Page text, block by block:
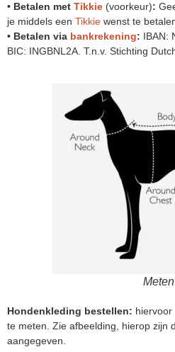
• Betalen met Tikkie (voorkeur):
je middels een Tikkie wenst te
• Betalen via bankrekening: IBAN:
BIC: INGBNL2A. T.n.v. Stichting
Meten
Hondenkleding bestellen: hiervoor
te meten. Zie afbeelding, hierop zijn
aangegeven.